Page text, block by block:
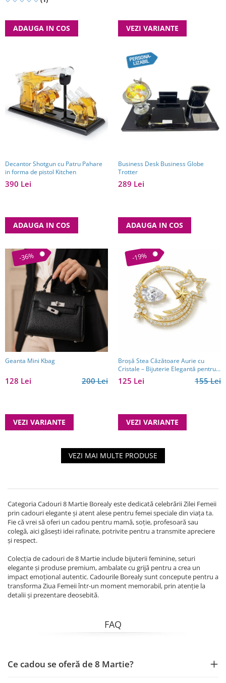
ADAUGA IN COS VEZI VARIANTE
Decantor Shotgun cu Patru Pahare
in forma de pistol Kitchen
390 Lei
ADAUGA IN COS
Business Desk Business Globe
Trotter
289 Lei
ADAUGA IN COS
-36%
Geanta Mini Kbag
200 Lei
128 Lei
VEZI VARIANTE
-19%
Broșă Stea Căzătoare Aurie cu
Cristale – Bijuterie Elegantă pentru
Femei
155 Lei
125 Lei
VEZI VARIANTE
VEZI MAI MULTE PRODUSE
Categoria Cadouri 8 Martie Borealy este dedicată celebrării Zilei Femeii
prin cadouri elegante și atent alese pentru femei speciale din viața ta.
Fie că vrei să oferi un cadou pentru mamă, soție, profesoară sau
colegă, aici găsești idei rafinate, potrivite pentru a transmite apreciere
și respect.
Colecția de cadouri de 8 Martie include bijuterii feminine, seturi
elegante și produse premium, ambalate cu grijă pentru a crea un
impact emoțional autentic. Cadourile Borealy sunt concepute pentru a
transforma Ziua Femeii într-un moment memorabil, prin atenție la
detalii și prezentare deosebită.
FAQ
Ce cadou se oferă de 8 Martie?